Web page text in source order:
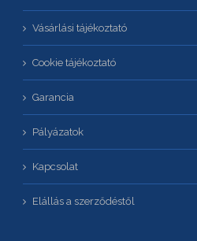
Vásárlási tájékoztató
Cookie tájékoztató
Garancia
Pályázatok
Kapcsolat
Elállás a szerződéstől